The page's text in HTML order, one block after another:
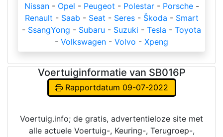
Nissan- Opel - Peugeot - Polestar- Porsche-
Renault - Saab - Seat - Seres- Škoda - Smart
- SsangYong - Subaru - Suzuki - Tesla - Toyota
- Volkswagen - Volvo - Xpeng
Voertuiginformatie van SB016P
Rapportdatum 09-07-2022
Voertuig.info; de gratis, advertentieloze site met
alle actuele Voertuig-, Keuring-, Terugroep-,